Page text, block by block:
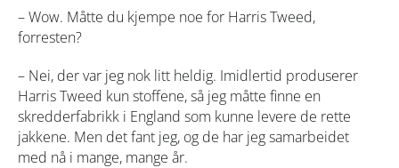
– Wow. Måtte du kjempe noe for Harris Tweed,
forresten?
– Nei, der var jeg nok litt heldig. Imidlertid produserer
Harris Tweed kun stoffene, så jeg måtte finne en
skredderfabrikk i England som kunne levere de rette
jakkene. Men det fant jeg, og de har jeg samarbeidet
med nå i mange, mange år.